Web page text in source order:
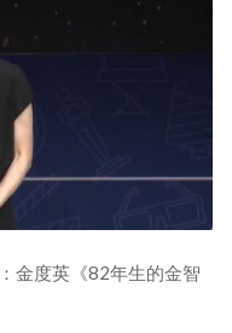
金度英《82年生的金智